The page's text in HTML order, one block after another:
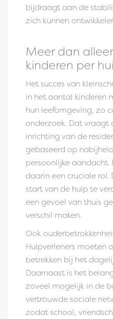
bijdraagt aan de
zich kunnen
Meer dan
kinderen per
Het succes van
in het aantal kinderen
hun leefomgeving, zo
onderzoek. Dat vraagt
inrichting van de
gebaseerd op
persoonlijke aandacht.
daarin een cruciale rol.
start van de hulp te
een gevoel van thuis
verschil maken.
Ook
Hulpverleners moeten
betrekken bij het
Daarnaast is het
zoveel mogelijk in de
vertrouwde sociale
zodat school,